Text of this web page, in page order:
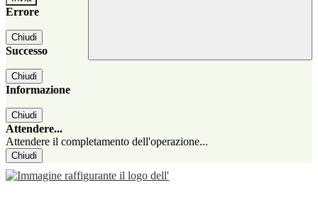
Errore
Chiudi
Successo
Chiudi
Informazione
Chiudi
Attendere...
Attendere il completamento dell'operazione...
Chiudi